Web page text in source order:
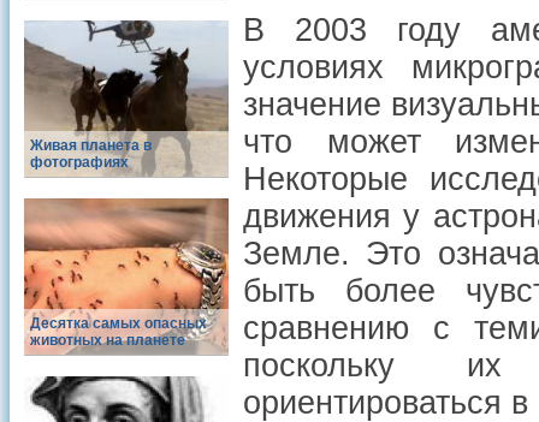
Живая планета в
фотографиях
Десятка самых опасных
животных на планете
В 2003 году
условиях
значение
что может
Некоторые
движения у
Земле. Это
быть более
сравнению с
поскольку их
ориентироваться